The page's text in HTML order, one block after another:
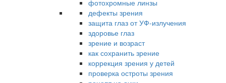
фотохромные линзы
дефекты зрения
защита глаз от УФ-излучения
здоровье глаз
зрение и возраст
как сохранить зрение
коррекция зрения у детей
проверка остроты зрения